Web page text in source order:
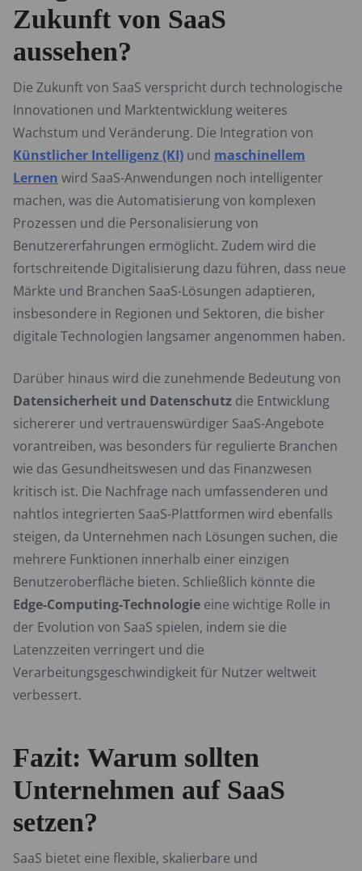
Zukunft von SaaS
aussehen?
Die Zukunft von SaaS verspricht durch technologische
Innovationen und Marktentwicklung weiteres
Wachstum und Veränderung. Die Integration von
Künstlicher Intelligenz (KI) und maschinellem
Lernen wird SaaS-Anwendungen noch intelligenter
machen, was die Automatisierung von komplexen
Prozessen und die Personalisierung von
Benutzererfahrungen ermöglicht. Zudem wird die
fortschreitende Digitalisierung dazu führen, dass neue
Märkte und Branchen SaaS-Lösungen adaptieren,
insbesondere in Regionen und Sektoren, die bisher
digitale Technologien langsamer angenommen haben.
Darüber hinaus wird die zunehmende Bedeutung von
Datensicherheit und Datenschutz die Entwicklung
sichererer und vertrauenswürdiger SaaS-Angebote
vorantreiben, was besonders für regulierte Branchen
wie das Gesundheitswesen und das Finanzwesen
kritisch ist. Die Nachfrage nach umfassenderen und
nahtlos integrierten SaaS-Plattformen wird ebenfalls
steigen, da Unternehmen nach Lösungen suchen, die
mehrere Funktionen innerhalb einer einzigen
Benutzeroberfläche bieten. Schließlich könnte die
Edge-Computing-Technologie eine wichtige Rolle in
der Evolution von SaaS spielen, indem sie die
Latenzzeiten verringert und die
Verarbeitungsgeschwindigkeit für Nutzer weltweit
verbessert.
Fazit: Warum sollten
Unternehmen auf SaaS
setzen?
SaaS bietet eine flexible, skalierbare und